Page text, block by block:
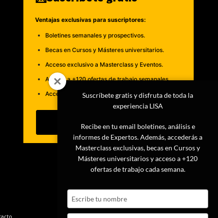
Ventajas exclusivas para suscriptores:
Boletines semanales y prospectivos.
Becas en Cursos y Másteres universitarios.
Acceso exclusivo a Masterclass y Eventos.
Acceso a +120 ofertas de trabajo semanales.
Acceso a LISA Comunidad y LISA Challenge.
Suscribirme
Suscríbete gratis y disfruta de toda la
experiencia LISA
Recibe en tu email boletines, análisis e
informes de Expertos. Además, accederás a
Masterclass exclusivas, becas en Cursos y
Másteres universitarios y acceso a +120
ofertas de trabajo cada semana.
name